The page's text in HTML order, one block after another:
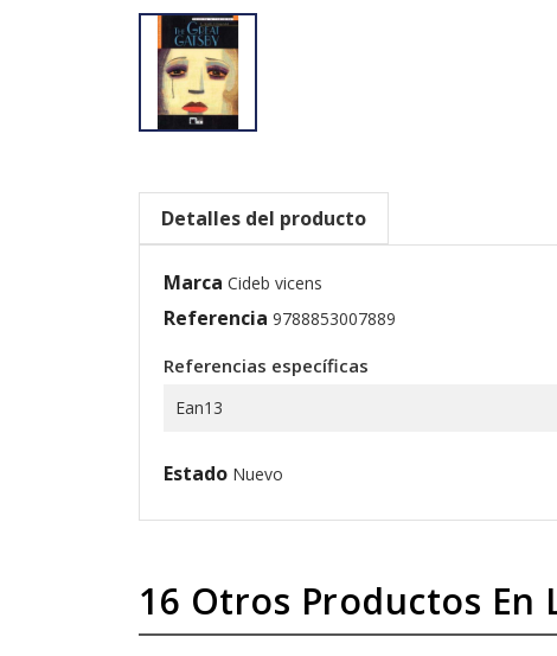
Detalles del producto
Marca Cideb vicens
Referencia 9788853007889
Referencias específicas
Ean13
Estado Nuevo
16 Otros Productos En